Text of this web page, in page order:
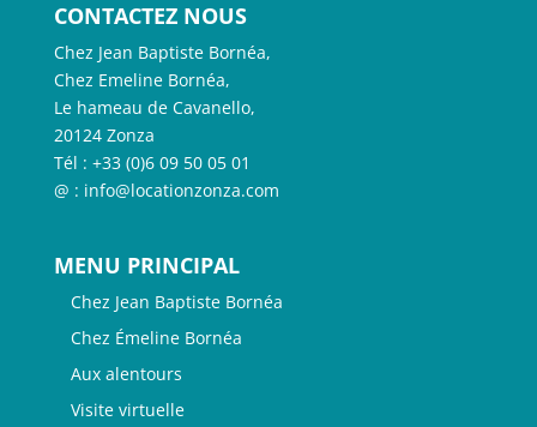
CONTACTEZ NOUS
Chez Jean Baptiste Bornéa,
Chez Emeline Bornéa,
Le hameau de Cavanello,
20124 Zonza
Tél : +33 (0)6 09 50 05 01
@ : info@locationzonza.com
MENU PRINCIPAL
Chez Jean Baptiste Bornéa
Chez Émeline Bornéa
Aux alentours
Visite virtuelle